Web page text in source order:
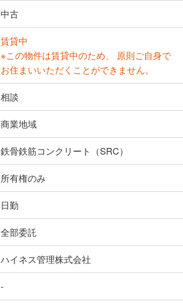
中古
賃貸中
※この物件は賃貸中のため、 原則ご自身で
お住まいいただくことができません。
相談
商業地域
鉄骨鉄筋コンクリート（SRC）
所有権のみ
日勤
全部委託
ハイネス管理株式会社
-